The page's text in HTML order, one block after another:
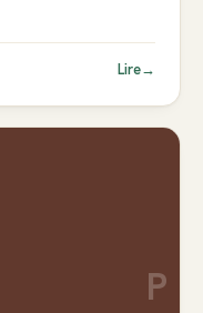
Lire→
P